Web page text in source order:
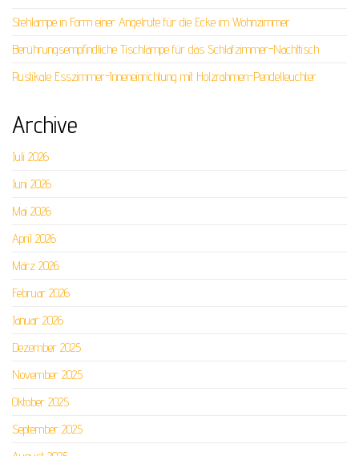
Stehlampe in Form einer Angelrute für die Ecke im Wohnzimmer
Berührungsempfindliche Tischlampe für das Schlafzimmer-Nachttisch
Rustikale Esszimmer-Inneneinrichtung mit Holzrahmen-Pendelleuchter
Archive
Juli 2026
Juni 2026
Mai 2026
April 2026
März 2026
Februar 2026
Januar 2026
Dezember 2025
November 2025
Oktober 2025
September 2025